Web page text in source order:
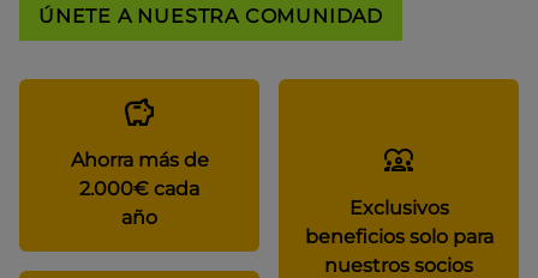
ÚNETE A NUESTRA COMUNIDAD
Ahorra más de
2.000€ cada
año
Exclusivos
beneficios solo para
nuestros socios